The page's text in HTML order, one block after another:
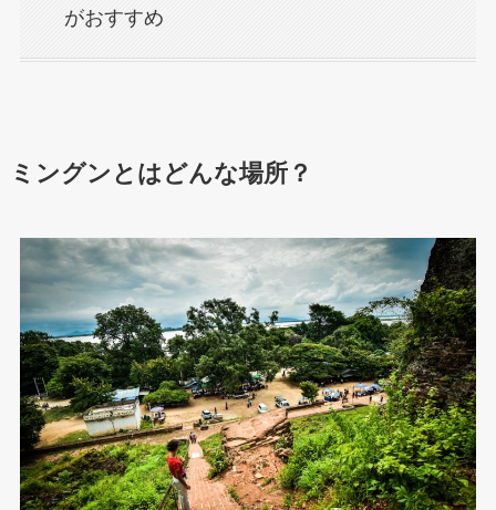
がおすすめ
ミングンとはどんな場所？